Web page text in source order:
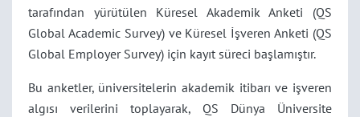
tarafından yürütülen Küresel Akademik Anketi (QS
Global Academic Survey) ve Küresel İşveren Anketi (QS
Global Employer Survey) için kayıt süreci başlamıştır.
Bu anketler, üniversitelerin akademik itibarı ve işveren
algısı verilerini toplayarak, QS Dünya Üniversite